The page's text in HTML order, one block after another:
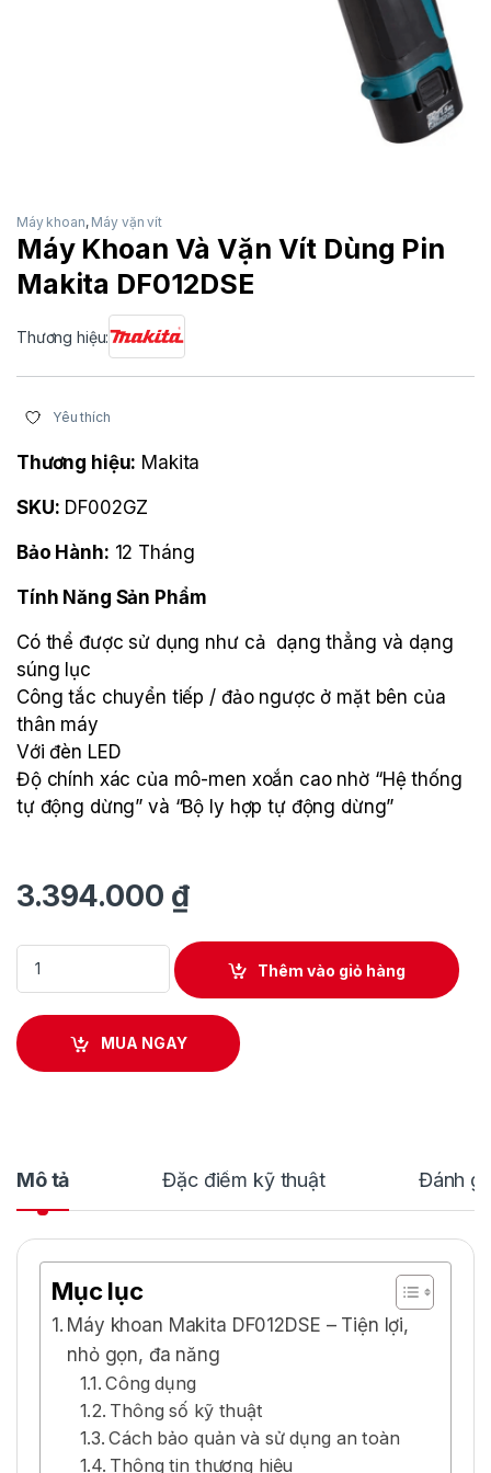
Máy khoan, Máy vặn vít
Máy Khoan Và Vặn Vít Dùng Pin
Makita DF012DSE
Thương hiệu:
Yêu thích
Thương hiệu: Makita
SKU: DF002GZ
Bảo Hành: 12 Tháng
Tính Năng Sản Phẩm
Có thể được sử dụng như cả dạng thẳng và dạng
súng lục
Công tắc chuyển tiếp / đảo ngược ở mặt bên của
thân máy
Với đèn LED
Độ chính xác của mô-men xoắn cao nhờ “Hệ thống
tự động dừng” và “Bộ ly hợp tự động dừng”
3.394.000 ₫
Máy Khoan Và Vặn Vít Dùng Pin Makita DF012DSE quantity
Thêm vào giỏ hàng
MUA NGAY
Mô tả Đặc điểm kỹ thuật Đánh
Mục lục
Máy khoan Makita DF012DSE – Tiện lợi,
nhỏ gọn, đa năng
Công dụng
Thông số kỹ thuật
Cách bảo quản và sử dụng an toàn
Thông tin thương hiệu